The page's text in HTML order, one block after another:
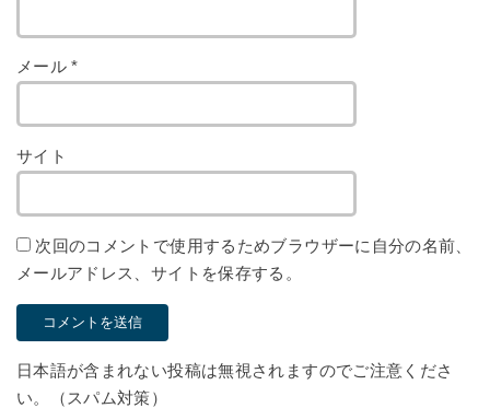
メール*
サイト
次回のコメントで使用するためブラウザーに自分の名前、
メールアドレス、サイトを保存する。
日本語が含まれない投稿は無視されますのでご注意くださ
い。（スパム対策）